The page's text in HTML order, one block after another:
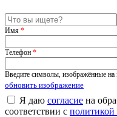
Имя *
Телефон *
Введите символы, изображённые на
обновить изображение
Я даю согласие на
соответствии с политикой